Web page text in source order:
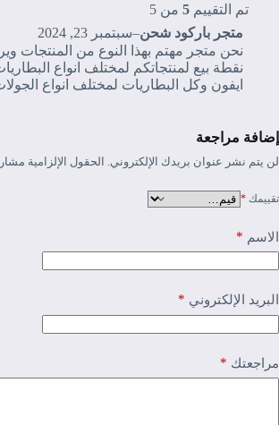
تم التقييم 5من 5
متجر باركود شحن–سبتمبر 23, 2024
نحن متجر مهتم بهذا النوع من المنتجات
نقطة بيع لمنتجاتكم لمختلف انواع
ايفون وكل البطاريات لمختلف انواع
إضافة مراجعة
لن يتم نشر عنوان بريدك الإلكتروني. الحقول الإلزامية مشار
تقييمك *
الاسم *
البريد الإلكتروني *
مراجعتك *